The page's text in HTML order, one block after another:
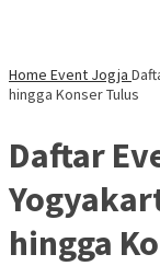
Home Event Jogja
hingga Konser Tulus
Daftar
hingga